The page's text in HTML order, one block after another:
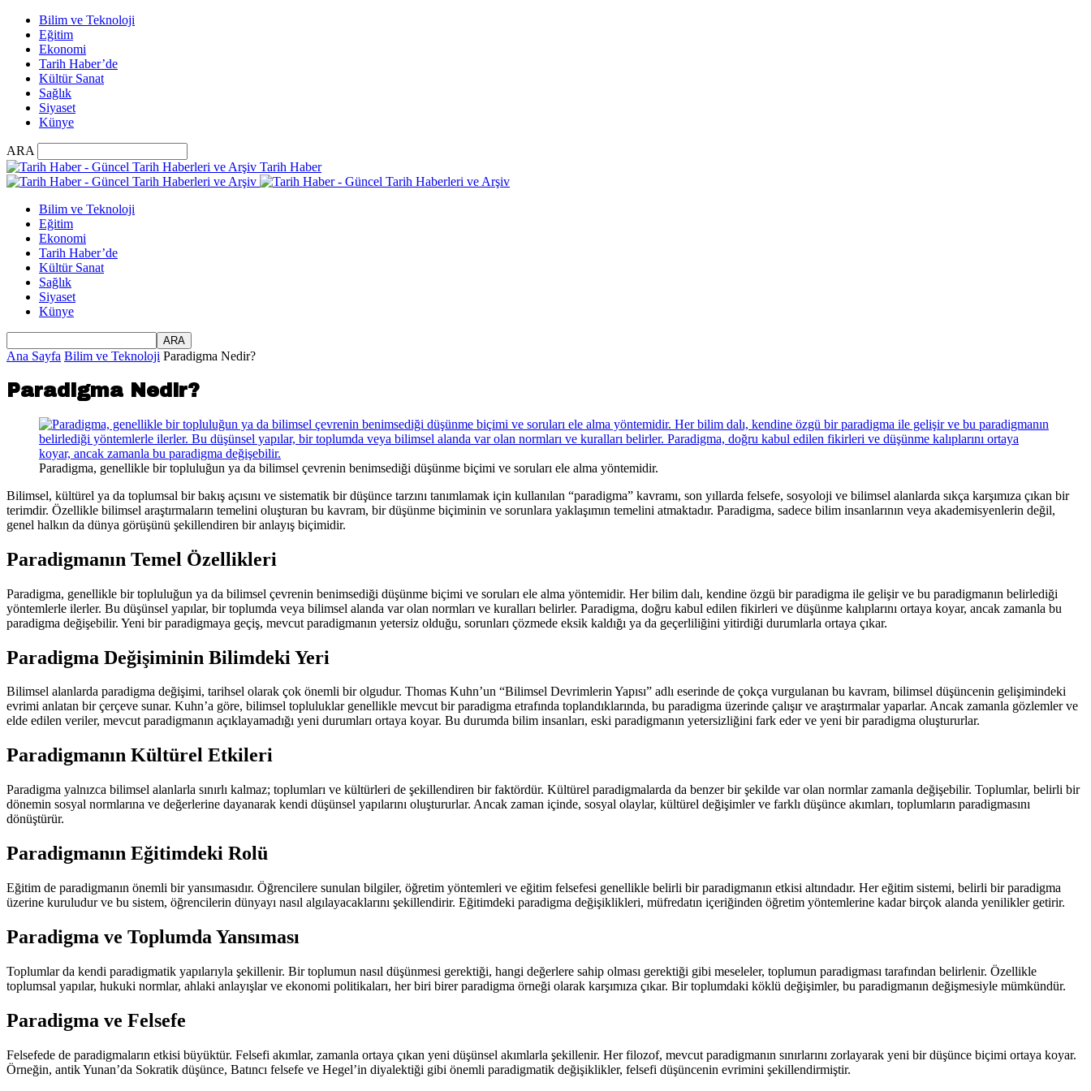
Bilim ve Teknoloji
Eğitim
Ekonomi
Tarih Haber’de
Kültür Sanat
Sağlık
Siyaset
Künye
ARA
Tarih Haber
Bilim ve Teknoloji
Eğitim
Ekonomi
Tarih Haber’de
Kültür Sanat
Sağlık
Siyaset
Künye
Ana Sayfa Bilim ve Teknoloji Paradigma Nedir?
Paradigma Nedir?
Paradigma, genellikle bir topluluğun ya da bilimsel çevrenin benimsediği düşünme biçimi ve soruları ele alma yöntemidir.
Bilimsel, kültürel ya da toplumsal bir bakış açısını ve sistematik bir düşünce tarzını tanımlamak için kullanılan “paradigma” kavramı, son yıllarda felsefe, sosyoloji ve bilimsel alanlarda sıkça karşımıza çıkan bir
terimdir. Özellikle bilimsel araştırmaların temelini oluşturan bu kavram, bir düşünme biçiminin ve sorunlara yaklaşımın temelini atmaktadır. Paradigma, sadece bilim insanlarının veya akademisyenlerin değil,
genel halkın da dünya görüşünü şekillendiren bir anlayış biçimidir.
Paradigmanın Temel Özellikleri
Paradigma, genellikle bir topluluğun ya da bilimsel çevrenin benimsediği düşünme biçimi ve soruları ele alma yöntemidir. Her bilim dalı, kendine özgü bir paradigma ile gelişir ve bu paradigmanın belirlediği
yöntemlerle ilerler. Bu düşünsel yapılar, bir toplumda veya bilimsel alanda var olan normları ve kuralları belirler. Paradigma, doğru kabul edilen fikirleri ve düşünme kalıplarını ortaya koyar, ancak zamanla bu
paradigma değişebilir. Yeni bir paradigmaya geçiş, mevcut paradigmanın yetersiz olduğu, sorunları çözmede eksik kaldığı ya da geçerliliğini yitirdiği durumlarla ortaya çıkar.
Paradigma Değişiminin Bilimdeki Yeri
Bilimsel alanlarda paradigma değişimi, tarihsel olarak çok önemli bir olgudur. Thomas Kuhn’un “Bilimsel Devrimlerin Yapısı” adlı eserinde de çokça vurgulanan bu kavram, bilimsel düşüncenin gelişimindeki
evrimi anlatan bir çerçeve sunar. Kuhn’a göre, bilimsel topluluklar genellikle mevcut bir paradigma etrafında toplandıklarında, bu paradigma üzerinde çalışır ve araştırmalar yaparlar. Ancak zamanla gözlemler ve
elde edilen veriler, mevcut paradigmanın açıklayamadığı yeni durumları ortaya koyar. Bu durumda bilim insanları, eski paradigmanın yetersizliğini fark eder ve yeni bir paradigma oluştururlar.
Paradigmanın Kültürel Etkileri
Paradigma yalnızca bilimsel alanlarla sınırlı kalmaz; toplumları ve kültürleri de şekillendiren bir faktördür. Kültürel paradigmalarda da benzer bir şekilde var olan normlar zamanla değişebilir. Toplumlar, belirli bir
dönemin sosyal normlarına ve değerlerine dayanarak kendi düşünsel yapılarını oluştururlar. Ancak zaman içinde, sosyal olaylar, kültürel değişimler ve farklı düşünce akımları, toplumların paradigmasını
dönüştürür.
Paradigmanın Eğitimdeki Rolü
Eğitim de paradigmanın önemli bir yansımasıdır. Öğrencilere sunulan bilgiler, öğretim yöntemleri ve eğitim felsefesi genellikle belirli bir paradigmanın etkisi altındadır. Her eğitim sistemi, belirli bir paradigma
üzerine kuruludur ve bu sistem, öğrencilerin dünyayı nasıl algılayacaklarını şekillendirir. Eğitimdeki paradigma değişiklikleri, müfredatın içeriğinden öğretim yöntemlerine kadar birçok alanda yenilikler getirir.
Paradigma ve Toplumda Yansıması
Toplumlar da kendi paradigmatik yapılarıyla şekillenir. Bir toplumun nasıl düşünmesi gerektiği, hangi değerlere sahip olması gerektiği gibi meseleler, toplumun paradigması tarafından belirlenir. Özellikle
toplumsal yapılar, hukuki normlar, ahlaki anlayışlar ve ekonomi politikaları, her biri birer paradigma örneği olarak karşımıza çıkar. Bir toplumdaki köklü değişimler, bu paradigmanın değişmesiyle mümkündür.
Paradigma ve Felsefe
Felsefede de paradigmaların etkisi büyüktür. Felsefi akımlar, zamanla ortaya çıkan yeni düşünsel akımlarla şekillenir. Her filozof, mevcut paradigmanın sınırlarını zorlayarak yeni bir düşünce biçimi ortaya koyar.
Örneğin, antik Yunan’da Sokratik düşünce, Batıncı felsefe ve Hegel’in diyalektiği gibi önemli paradigmatik değişiklikler, felsefi düşüncenin evrimini şekillendirmiştir.